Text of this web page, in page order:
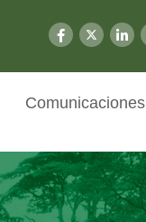
Comunicaciones